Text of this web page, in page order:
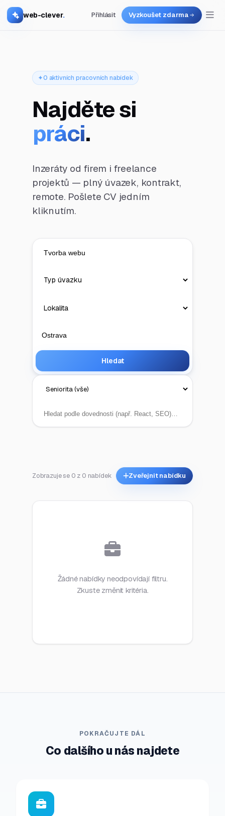
web-clever. Přihlásit Vyzkoušet zdarma
0 aktivních pracovních nabídek
Najděte si
práci.
Inzeráty od firem i freelance
projektů — plný úvazek, kontrakt,
remote. Pošlete CV jedním
kliknutím.
Hledat
Zobrazuje se 0 z 0 nabídek Zveřejnit nabídku
Žádné nabídky neodpovídají filtru.
Zkuste změnit kritéria.
POKRAČUJTE DÁL
Co dalšího u nás najdete